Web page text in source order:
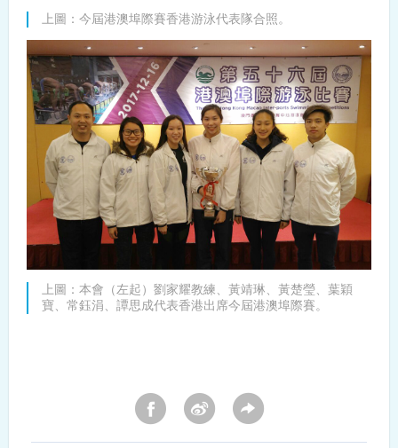
上圖：今屆港澳埠際賽香港游泳代表隊合照。
上圖：本會（左起）劉家耀教練、黃靖琳、黃楚瑩、葉穎
寶、常鈺涓、譚思成代表香港出席今屆港澳埠際賽。